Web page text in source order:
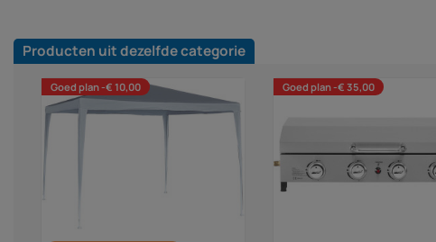
Producten uit dezelfde categorie
Goed plan -€ 10,00 Goed plan -€ 35,00